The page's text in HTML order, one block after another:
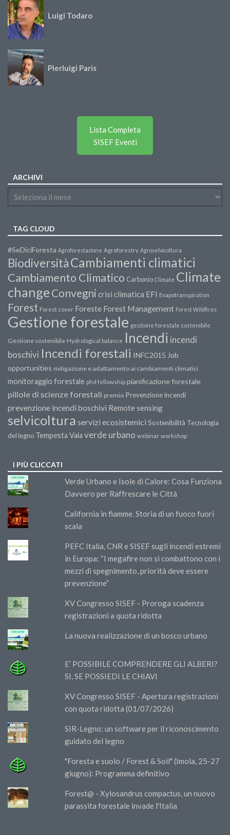
Luigi Todaro
Pierluigi Paris
Lista Completa
SISEF Eventi
ARCHIVI
TAG CLOUD
#SeDiciForesta Agroforestazione Agroforestry Agroselvicoltura
BiodiversitàCambiamenti climatici
Cambiamento Climatico Carbonio Climate Climate
changeConvegni crisi climatica EFI Evapotranspiration
Forest Forest cover Foreste Forest Management Forest Wildfires
Gestione forestale gestione forestale sostenibile
Gestione sostenibile Hydrological balance Incendi incendi
boschivi Incendi forestali INFC2015 Job
opportunities mitigazione e adattamento ai cambiamenti climatici
monitoraggio forestale phd fellowship pianificazione forestale
pillole di scienze forestali premio Prevenzione incendi
prevenzione incendi boschivi Remote sensing
selvicoltura servizi ecosistemici Sostenibilità Tecnologia
del legno Tempesta Vaia verde urbano webinar workshop
I PIÙ CLICCATI
Verde Urbano e Isole di Calore: Cosa Funziona
Davvero per Raffrescare le Città
California in fiamme. Storia di un fuoco fuori
scala
PEFC Italia, CNR e SISEF sugli incendi estremi
in Europa: “I megafire non si combattono con i
mezzi di spegnimento, priorità deve essere
prevenzione”
XV Congresso SISEF - Proroga scadenza
registrazioni a quota ridotta
La nuova realizzazione di un bosco urbano
E’ POSSIBILE COMPRENDERE GLI ALBERI?
SI, SE POSSIEDI LE CHIAVI
XV Congresso SISEF - Apertura registrazioni
con quota ridotta (01/07/2026)
SIR-Legno: un software per il riconoscimento
guidato del legno
"Foresta e suolo / Forest & Soil" (Imola, 25-27
giugno): Programma definitivo
Forest@ - Xylosandrus compactus, un nuovo
parassita forestale invade l'Italia